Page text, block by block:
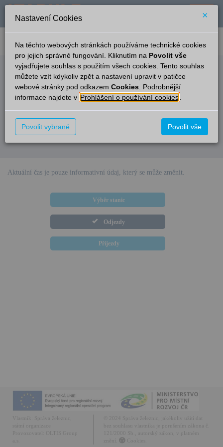
verze: 2.0.6 podpora: help-tabule@oltis.cz
English
Odjezdy
Sadov
15:35
Čas/Aktuální Vlak/Linka Cíl/Přes Kolej
19:44
Os 27010
–
–
Aktuální čas je pouze informativní údaj, který se může změnit.
Výběr stanic
Odjezdy
Příjezdy
Vlastník:
Správa železnic,
OLTIS Group
© 2024 Správa železnic, jakékoliv užití dat
121/2000 Sb., autorský zákon, v platném
Nastavení Cookies ×
Na těchto webových stránkách používáme technické cookies
pro jejich správné fungování. Kliknutím na Povolit vše
vyjadřujete souhlas s použitím všech cookies. Tento souhlas
můžete vzít kdykoliv zpět a nastavení upravit v patičce
webové stránky pod odkazem Cookies . Podrobnější
informace najdete v Prohlášení o používání cookies
Povolit vybrané Povolit vše